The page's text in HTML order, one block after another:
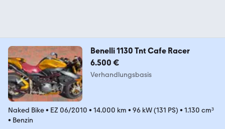
Benelli 1130 Tnt Cafe Racer
6.500 €
Verhandlungsbasis
Naked Bike• EZ 06/2010 • 14.000 km • 96 kW (131 PS) • 1.130 cm³
• Benzin